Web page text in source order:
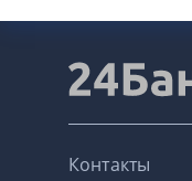
Контакты